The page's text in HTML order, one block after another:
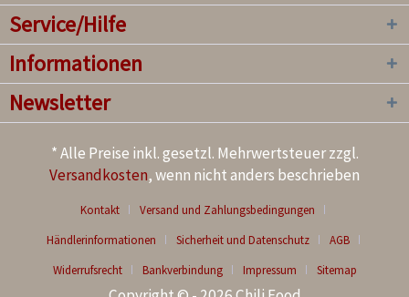
Service/Hilfe
Informationen
Newsletter
* Alle Preise inkl. gesetzl. Mehrwertsteuer zzgl.
Versandkosten, wenn nicht anders beschrieben
Kontakt
Versand und Zahlungsbedingungen
Händlerinformationen
Sicherheit und Datenschutz
AGB
Widerrufsrecht
Bankverbindung Impressum Sitemap